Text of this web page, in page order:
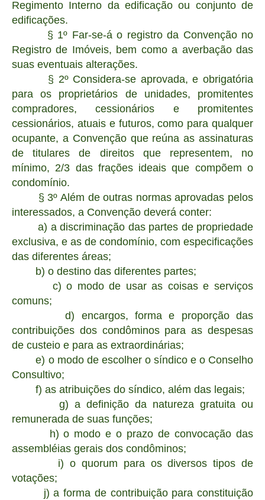
Regimento Interno da edificação ou conjunto de
edificações.
§ 1º Far-se-á o registro da Convenção no
Registro de Imóveis, bem como a averbação das
suas eventuais alterações.
§ 2º Considera-se aprovada, e obrigatória
para os proprietários de unidades, promitentes
compradores, cessionários e promitentes
cessionários, atuais e futuros, como para qualquer
ocupante, a Convenção que reúna as assinaturas
de titulares de direitos que representem, no
mínimo, 2/3 das frações ideais que compõem o
condomínio.
§ 3º Além de outras normas aprovadas pelos
interessados, a Convenção deverá conter:
a) a discriminação das partes de propriedade
exclusiva, e as de condomínio, com especificações
das diferentes áreas;
b) o destino das diferentes partes;
c) o modo de usar as coisas e serviços
comuns;
d) encargos, forma e proporção das
contribuições dos condôminos para as despesas
de custeio e para as extraordinárias;
e) o modo de escolher o síndico e o Conselho
Consultivo;
f) as atribuições do síndico, além das legais;
g) a definição da natureza gratuita ou
remunerada de suas funções;
h) o modo e o prazo de convocação das
assembléias gerais dos condôminos;
i) o quorum para os diversos tipos de
votações;
j) a forma de contribuição para constituição